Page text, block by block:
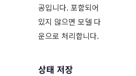
공입니다. 포함되어
있지 않으면 모델 다
운으로 처리합니다.
상태 저장